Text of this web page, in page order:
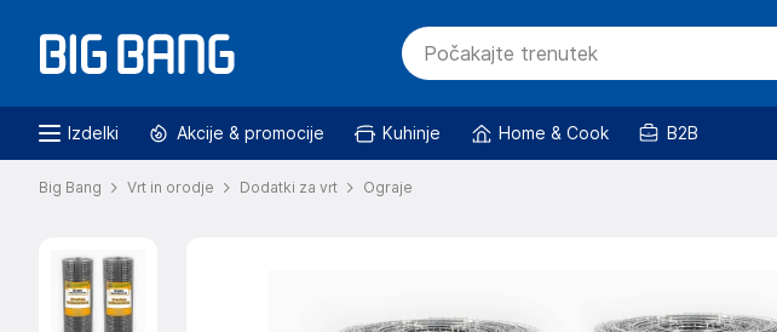
Izdelki Akcije & promocije Kuhinje Home & Cook B2B
Big Bang Vrt in orodje Dodatki za vrt Ograje